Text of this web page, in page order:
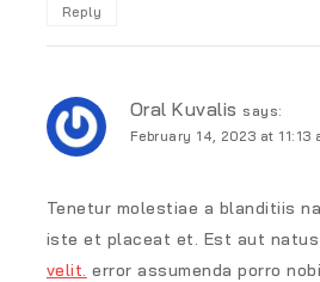
Reply
Oral Kuvalis says:
February 14, 2023 at 11:13
Tenetur molestiae a blanditiis
iste et placeat et. Est aut
velit. error assumenda porro